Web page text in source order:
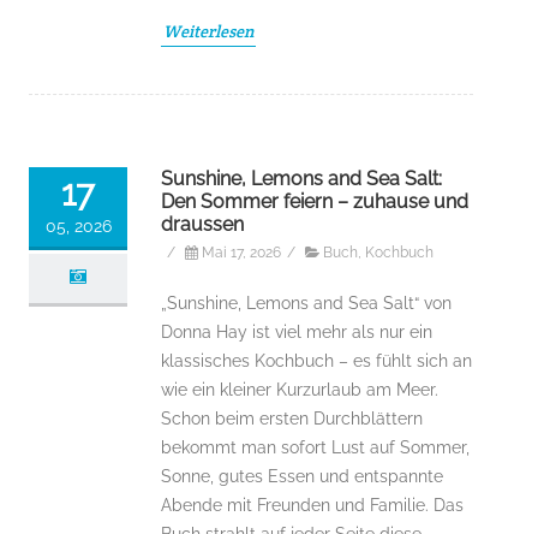
Weiterlesen
17
05, 2026
Sunshine, Lemons and Sea Salt:
Den Sommer feiern – zuhause und
draussen
/ Mai 17, 2026 / Buch, Kochbuch
„Sunshine, Lemons and Sea Salt“ von
Donna Hay ist viel mehr als nur ein
klassisches Kochbuch – es fühlt sich an
wie ein kleiner Kurzurlaub am Meer.
Schon beim ersten Durchblättern
bekommt man sofort Lust auf Sommer,
Sonne, gutes Essen und entspannte
Abende mit Freunden und Familie. Das